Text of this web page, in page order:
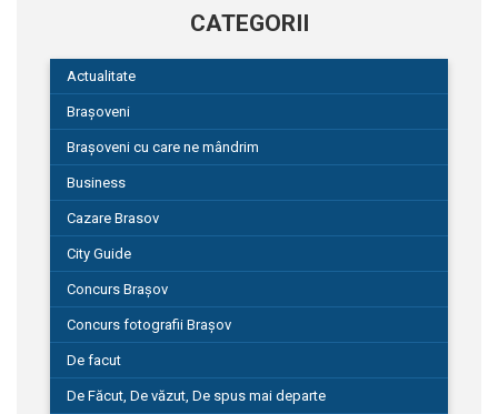
CATEGORII
Actualitate
Brașoveni
Brașoveni cu care ne mândrim
Business
Cazare Brasov
City Guide
Concurs Brașov
Concurs fotografii Brașov
De facut
De Făcut, De văzut, De spus mai departe